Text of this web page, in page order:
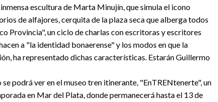
escultura de Marta Minujín, que simula el icono
de alfajores, cerquita de la plaza seca que alberga todos
Provincia", un ciclo de charlas con escritoras y escritores
a "la identidad bonaerense" y los modos en que la
ha representado dichas características. Estarán Guillermo
podrá ver en el museo tren itinerante, "EnTRENtenerte", un
en Mar del Plata, donde permanecerá hasta el 13 de